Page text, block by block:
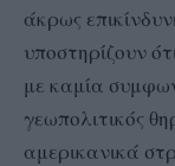
άκρως
υποστηρίζουν
με καμία
γεωπολιτικός
αμερικανικά